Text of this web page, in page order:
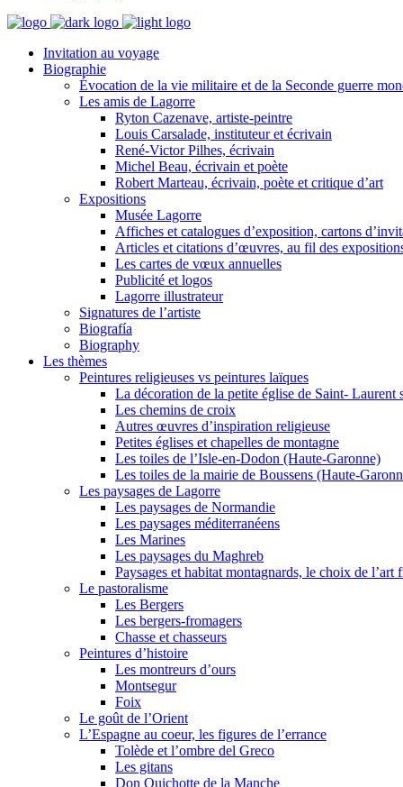
Invitation au voyage
Biographie
Évocation de la vie militaire et de la Seconde guerre
Les amis de Lagorre
Ryton Cazenave, artiste-peintre
Louis Carsalade, instituteur et écrivain
René-Victor Pilhes, écrivain
Michel Beau, écrivain et poète
Robert Marteau, écrivain, poète et critique d’art
Expositions
Musée Lagorre
Affiches et catalogues d’exposition, cartons
Articles et citations d’œuvres, au fil des
Les cartes de vœux annuelles
Publicité et logos
Lagorre illustrateur
Signatures de l’artiste
Biografía
Biography
Les thèmes
Peintures religieuses vs peintures laïques
La décoration de la petite église de Saint- Laurent
Les chemins de croix
Autres œuvres d’inspiration religieuse
Petites églises et chapelles de montagne
Les toiles de l’Isle-en-Dodon (Haute-Garonne)
Les toiles de la mairie de Boussens (Haute-
Les paysages de Lagorre
Les paysages de Normandie
Les paysages méditerranéens
Les Marines
Les paysages du Maghreb
Paysages et habitat montagnards, le choix de l’art
Le pastoralisme
Les Bergers
Les bergers-fromagers
Chasse et chasseurs
Peintures d’histoire
Les montreurs d’ours
Montsegur
Foix
Le goût de l’Orient
L’Espagne au coeur, les figures de l’errance
Tolède et l’ombre del Greco
Les gitans
Don Quichotte de la Manche